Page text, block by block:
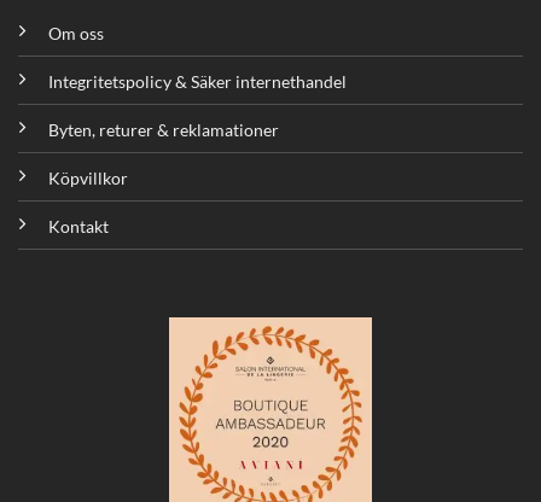
Om oss
Integritetspolicy & Säker internethandel
Byten, returer & reklamationer
Köpvillkor
Kontakt